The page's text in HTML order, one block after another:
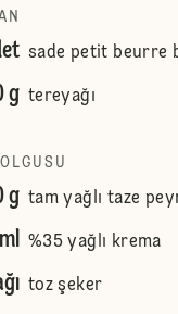
sade petit beurre
g tereyağı
g tam yağlı taze
%35 yağlı krema
toz şeker